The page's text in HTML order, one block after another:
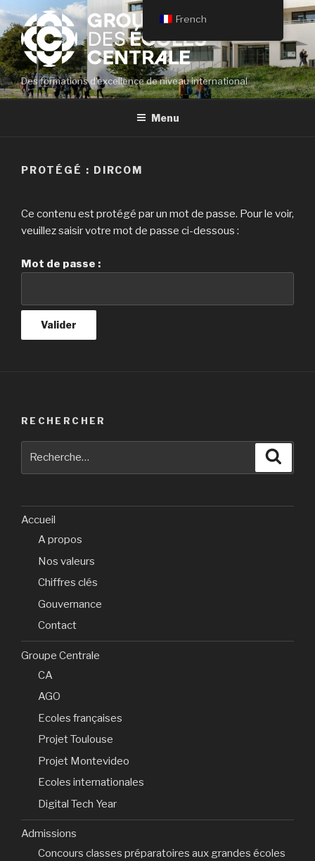
Aller
au
contenu
principal
Des formations d'excellence de niveau international
Menu
PROTÉGÉ : DIRCOM
Ce contenu est protégé par un mot de passe. Pour le voir,
veuillez saisir votre mot de passe ci-dessous :
Mot de passe :
RECHERCHER
Accueil
A propos
Nos valeurs
Chiffres clés
Gouvernance
Contact
Groupe Centrale
CA
AGO
Ecoles françaises
Projet Toulouse
Projet Montevideo
Ecoles internationales
Digital Tech Year
Admissions
Concours classes préparatoires aux grandes écoles
French